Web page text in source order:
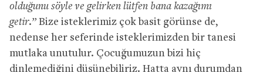
olduğunu söyle ve gelirken lütfen bana kazağımı
getir.” Bize isteklerimiz çok basit görünse de,
nedense her seferinde isteklerimizden bir tanesi
mutlaka unutulur. Çocuğumuzun bizi hiç
dinlemediğini düşünebiliriz. Hatta aynı durumdan